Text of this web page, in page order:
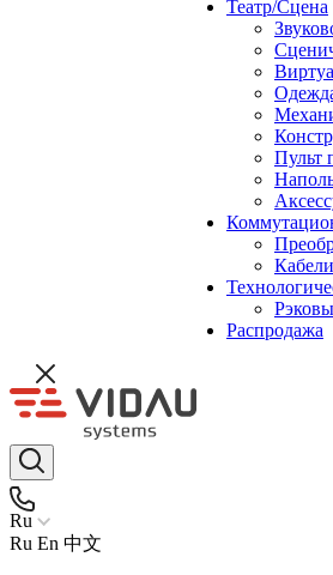
Театр/Сцена
Пульт
Кабели
Распродажа
Ru
Ru En 中文